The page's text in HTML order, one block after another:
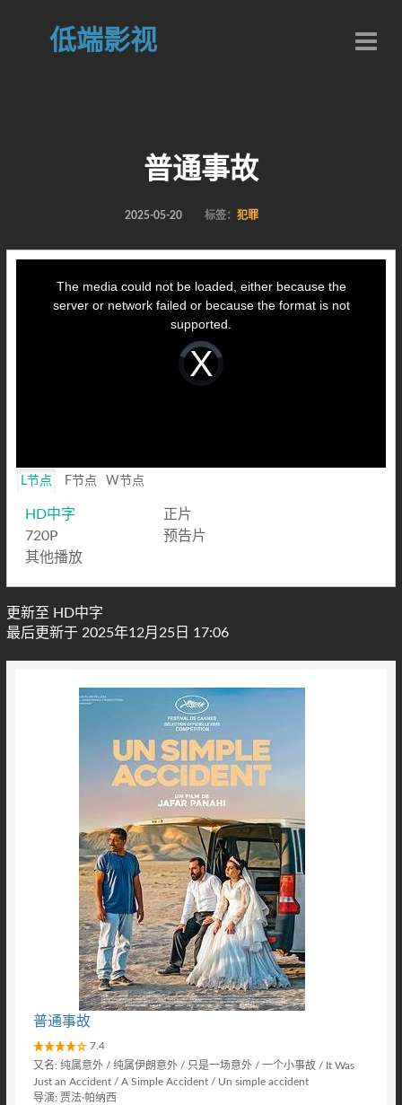
低端影视
普通事故
2025-05-20 标签： 犯罪
Video
Player
loading.
The media could not be loaded, either because the
server or network failed or because the format is not
supported.
L节点 F节点 W节点
HD中字
正片
720P
预告片
其他播放
更新至 HD中字
最后更新于 2025年12月25日 17:06
普通事故
7.4
又名: 纯属意外 / 纯属伊朗意外 / 只是一场意外 / 一个小事故 / It Was
Just an Accident / A Simple Accident / Un simple accident
导演: 贾法·帕纳西